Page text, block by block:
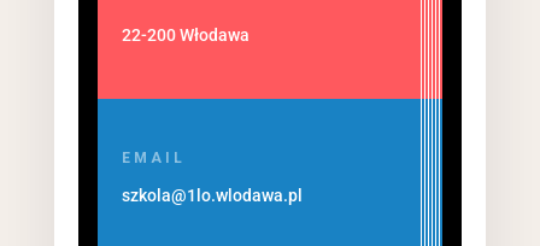
22-200 Włodawa
EMAIL
szkola@1lo.wlodawa.pl